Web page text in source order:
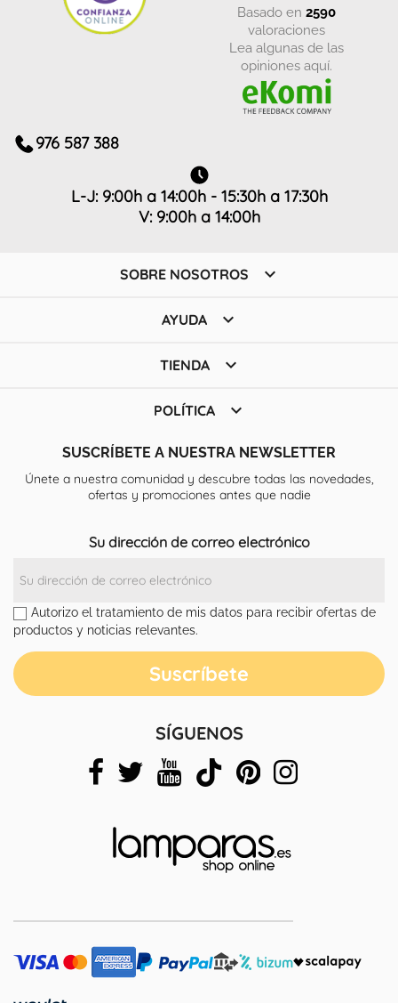
basado en 2590
valoraciones
Lea algunas de las
opiniones aquí.
976 587 388
L-J: 9:00h a 14:00h - 15:30h a 17:30h
V: 9:00h a 14:00h
SOBRE NOSOTROS 
AYUDA 
TIENDA 
POLÍTICA 
SUSCRÍBETE A NUESTRA NEWSLETTER
Únete a nuestra comunidad y descubre todas las novedades,
ofertas y promociones antes que nadie
Su dirección de correo electrónico
Autorizo el tratamiento de mis datos para recibir ofertas de
productos y noticias relevantes.
SÍGUENOS